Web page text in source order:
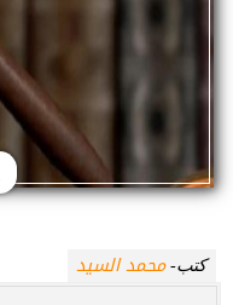
كتب-محمد السيد